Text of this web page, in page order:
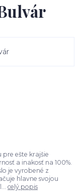
pre ešte krajšie
a inakosť na 100%.
je vyrobené z
hlavne svojou
celý popis